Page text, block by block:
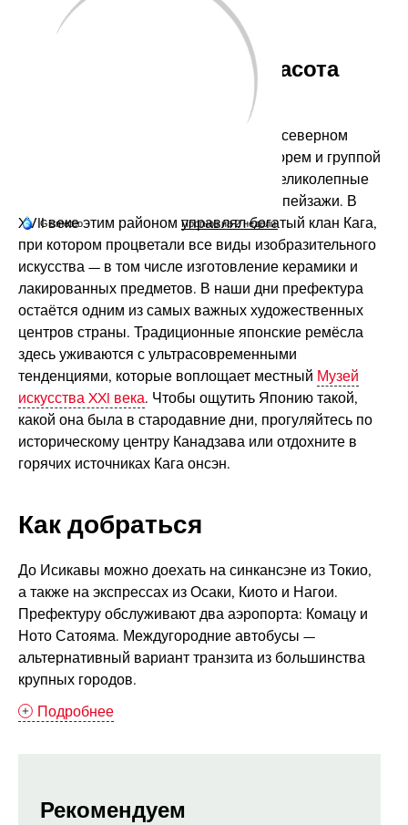
История, искусство и красота
Префектура Исикава расположена на северном
побережье Хонсю, между Японским морем и группой
. Здесь великолепные
виды на океан и потрясающие горные пейзажи. В
XVII веке этим районом управлял богатый клан Кага,
при котором процветали все виды изобразительного
искусства — в том числе изготовление керамики и
лакированных предметов. В наши дни префектура
остаётся одним из самых важных художественных
центров страны. Традиционные японские ремёсла
здесь уживаются с ультрасовременными
тенденциями, которые воплощает местный Музей
искусства XXI века. Чтобы ощутить Японию такой,
какой она была в стародавние дни, прогуляйтесь по
историческому центру Канадзава или отдохните в
горячих источниках Кага онсэн.
Как добраться
До Исикавы можно доехать на синкансэне из Токио,
а также на экспрессах из Осаки, Киото и Нагои.
Префектуру обслуживают два аэропорта: Комацу и
Ното Сатояма. Междугородние автобусы —
альтернативный вариант транзита из большинства
крупных городов.
Подробнее
Рекомендуем